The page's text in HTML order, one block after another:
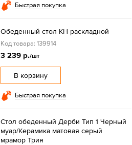
Быстрая покупка
Обеденный стол КН раскладной
Код товара: 139914
3 239 р./шт
В корзину
Быстрая покупка
Стол обеденный Дерби Тип 1 Черный
муар/Керамика матовая серый
мрамор Трия